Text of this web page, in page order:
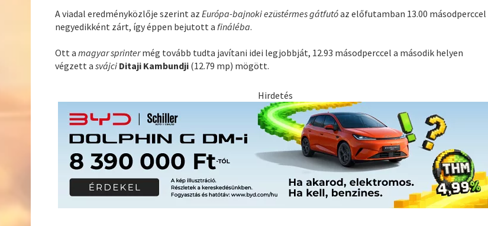
A viadal eredményközlője szerint azEurópa-bajnoki ezüstérmes gátfutóaz előfutamban 13.00 másodperccel
negyedikként zárt, így éppen bejutott a fináléba.
Ott amagyar sprintermég tovább tudta javítani idei legjobbját, 12.93 másodperccel a második helyen
végzett asvájci Ditaji Kambundji (12.79 mp) mögött.
Hirdetés